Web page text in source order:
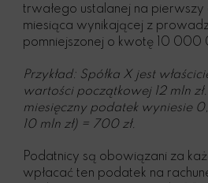
trwałego ustalanej na
miesiąca wynikającej z
pomniejszonej o kwotę 10 000
Przykład: Spółka X jest
wartości początkowej 12 mln
miesięczny podatek wyniesie
10 mln zł) = 700 zł.
Podatnicy są obowiązani za
wpłacać ten podatek na